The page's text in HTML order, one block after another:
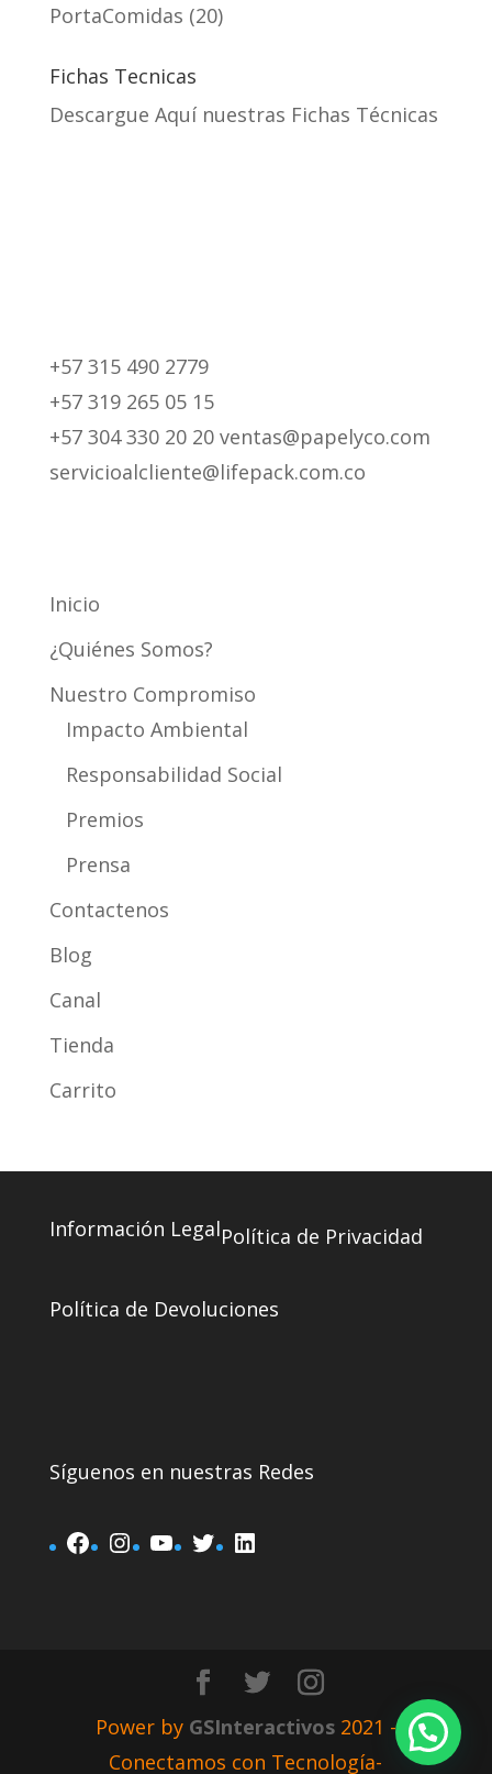
PortaComidas 20
Fichas Tecnicas
Descargue Aquí nuestras Fichas Técnicas
+57 315 490 2779
+57 319 265 05 15
+57 304 330 20 20 ventas@papelyco.com
servicioalcliente@lifepack.com.co
Inicio
¿Quiénes Somos?
Nuestro Compromiso
Impacto Ambiental
Responsabilidad Social
Premios
Prensa
Contactenos
Blog
Canal
Tienda
Carrito
Información LegalPolítica de Privacidad
Política de Devoluciones
Síguenos en nuestras Redes
Power by GSInteractivos2021 -
Conectamos con Tecnología-